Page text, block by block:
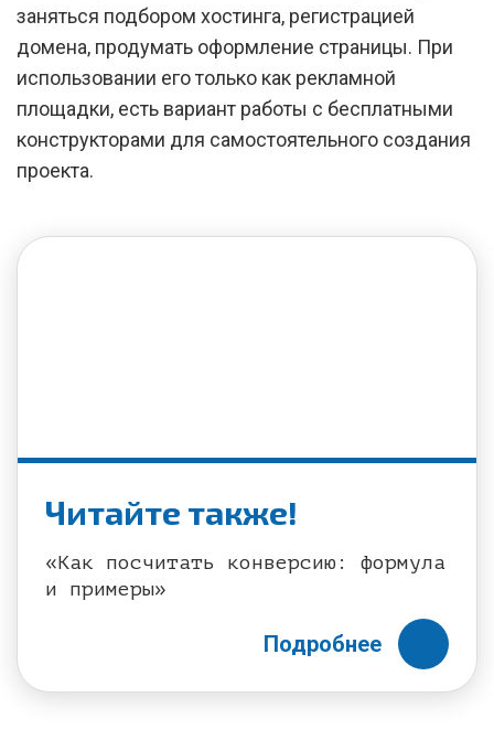
заняться подбором хостинга, регистрацией
домена, продумать оформление страницы. При
использовании его только как рекламной
площадки, есть вариант работы с бесплатными
конструкторами для самостоятельного создания
проекта.
Читайте также!
«Как посчитать конверсию: формула
и примеры»
Подробнее